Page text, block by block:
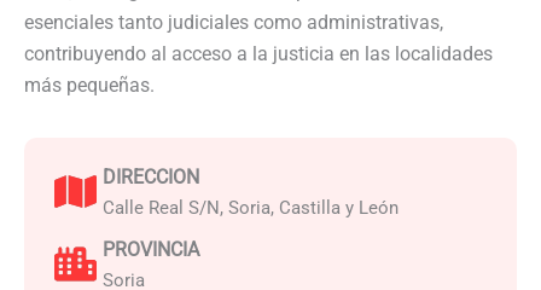
esenciales tanto judiciales como administrativas,
contribuyendo al acceso a la justicia en las localidades
más pequeñas.
DIRECCION
Calle Real S/N, Soria, Castilla y León
PROVINCIA
Soria